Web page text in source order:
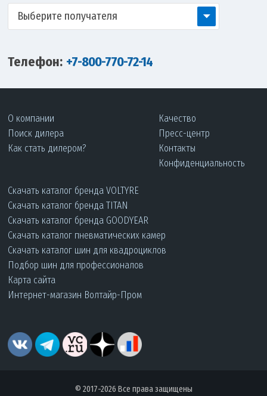
Выберите получателя
Телефон: +7-800-770-72-14
О компании
Поиск дилера
Как стать дилером?
Качество
Пресс-центр
Контакты
Конфиденциальность
Скачать каталог бренда VOLTYRE
Скачать каталог бренда TITAN
Скачать каталог бренда GOODYEAR
Скачать каталог пневматических камер
Скачать каталог шин для квадроциклов
Подбор шин для профессионалов
Карта сайта
Интернет-магазин Волтайр-Пром
© 2017-2026 Все права защищены